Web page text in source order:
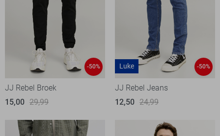
-50%
JJ Rebel Broek
15,00 29,99
Luke -50%
JJ Rebel Jeans
12,50 24,99